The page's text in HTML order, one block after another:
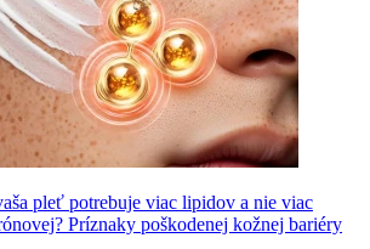
pleť potrebuje viac lipidov a nie viac
Príznaky poškodenej kožnej bariéry